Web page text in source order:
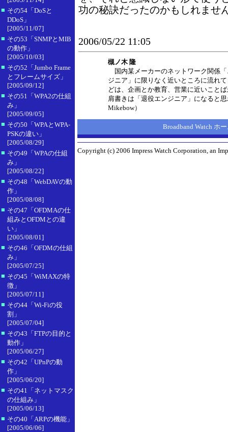
■ その54「DoSと
DDoS」
[2005/11/07]
■ その53「SNMPとMIB
の動作」
[2005/10/03]
■ その52「Jumbo Frame
とフレームサイズ」
[2005/09/12]
■ その51「WPA2の仕組
み」
[2005/09/05]
■ その50「WPAとWPA-
PSKの違い」
[2005/08/29]
■ その49「WPAの仕組
み」
[2005/08/22]
■ その48「WebDAVの動
作」
[2005/08/08]
■ その47「OFDMAの仕
組みとOFDMとの違
い」
[2005/08/01]
■ その46「OFDMの仕組
み」
[2005/07/25]
■ その45「WiMAXの特
徴」
[2005/07/11]
■ その44「Wi-Fiの役
割」
[2005/07/04]
■ その43「FTPの目的と
動作」
[2005/06/27]
■ その42「UPnPの動
作」
[2005/06/20]
■ その41「ネットマスク
の仕組み」
[2005/06/13]
■ その40「ARPの機能」
[2005/06/06]
功の秘訣だったのかもしれませ
2006/05/22 11:05
槻ノ木 隆
国内某メーカーのネットワーク関係
ジニア」に限りなく近いところに流れ
どは、企画とか教育、営業に近いこと
肩書きは「退役エンジニア」になると
Mikebow）
Broadband Watch ホ
Copyright (c) 2006 Impress Watch Corporation, an